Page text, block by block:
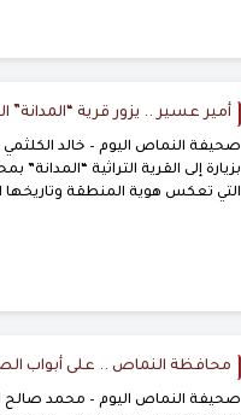
أمير عسير .. يزور قرية “المدانة”
صحيفة النماص اليوم – خالد
بزيارة إلى القرية التراثية
التي تعكس هوية المنطقة وتاريخها
محافظة النماص .. على أبواب